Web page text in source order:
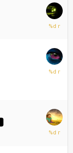
15
15
8